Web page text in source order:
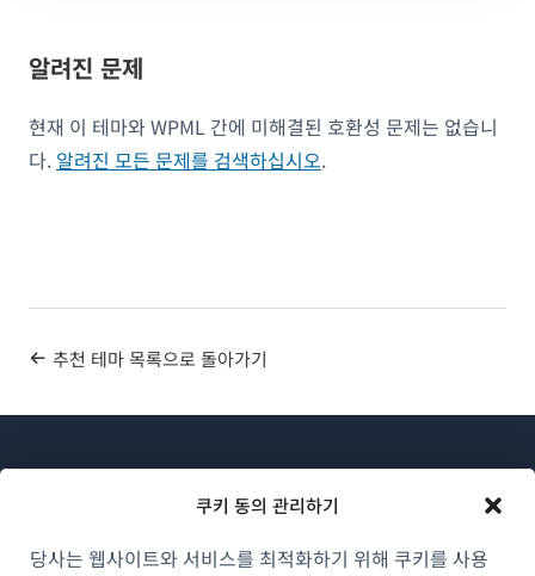
쿠키 동의 관리하기
당사는 웹사이트와 서비스를 최적화하기 위해 쿠키를 사용
알려진 문제
현재 이 테마와 WPML 간에 미해결된 호환성 문제는 없습니
다. 알려진 모든 문제를 검색하십시오.
추천 테마 목록으로 돌아가기